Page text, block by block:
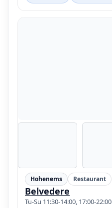
Hohenems Restaurant
Belvedere
Tu-Su 11:30-14:00, 17:00-22:00